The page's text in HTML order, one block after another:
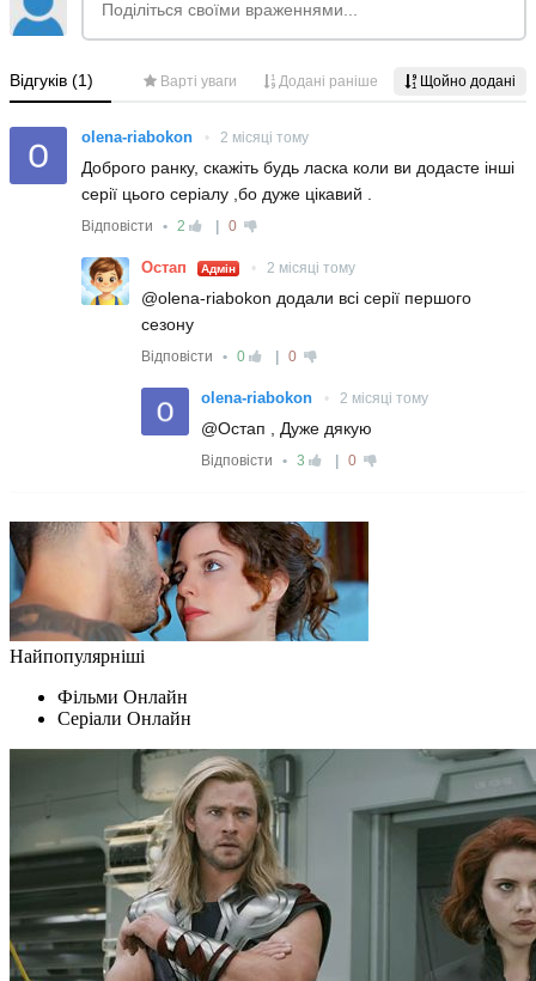
Найпопулярніші
Фільми Oнлайн
Серіали Oнлайн